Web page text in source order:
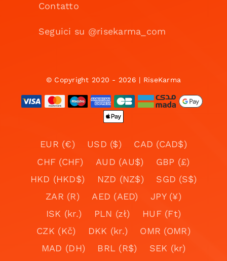
Contatto
Seguici su @risekarma_com
© Copyright 2020 - 2026 | RiseKarma
EUR (€) USD ($)
CAD (CAD$)
CHF (CHF)
AUD (AU$)
GBP (£)
HKD (HKD$)
NZD (NZ$)
SGD (S$)
ZAR (R)
AED (AED)
JPY (¥)
ISK (kr.)
PLN (zł)
HUF (Ft)
CZK (Kč)
DKK (kr.)
OMR (OMR)
MAD (DH)
BRL (R$)
SEK (kr)